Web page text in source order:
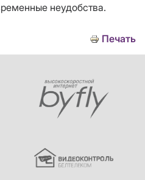
неудобства.
Печать